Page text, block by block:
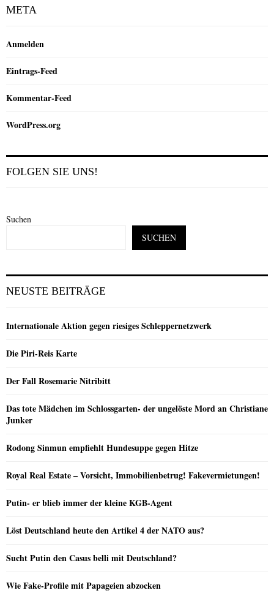
META
Anmelden
Eintrags-Feed
Kommentar-Feed
WordPress.org
FOLGEN SIE UNS!
Suchen
SUCHEN
NEUSTE BEITRÄGE
Internationale Aktion gegen riesiges Schleppernetzwerk
Die Piri-Reis Karte
Der Fall Rosemarie Nitribitt
Das tote Mädchen im Schlossgarten- der ungelöste Mord an Christiane
Junker
Rodong Sinmun empfiehlt Hundesuppe gegen Hitze
Royal Real Estate – Vorsicht, Immobilienbetrug! Fakevermietungen!
Putin- er blieb immer der kleine KGB-Agent
Löst Deutschland heute den Artikel 4 der NATO aus?
Sucht Putin den Casus belli mit Deutschland?
Wie Fake-Profile mit Papageien abzocken